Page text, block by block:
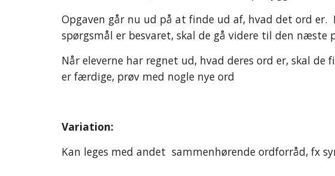
Opgaven går nu ud på at finde ud af, hvad det ord er.
spørgsmål er besvaret, skal de gå videre til den
Når eleverne har regnet ud, hvad deres ord er, skal
er færdige, prøv med nogle nye ord
Variation:
Kan leges med andet  sammenhørende ordforråd, fx